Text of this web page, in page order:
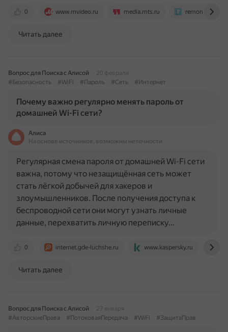
0 www.mvideo.ru media.mts.ru remontka.pro
Читать далее
Вопрос для Поиска с Алисой
20 февраля
#Безопасность
#WiFi #Пароль #Сеть #Интернет
Почему важно регулярно менять пароль от
домашней Wi-Fi сети?
Алиса
На основе источников, возможны неточности
0 internet.gde-luchshe.ru www.kaspersky.ru
Регулярная смена пароля от домашней Wi-Fi сети
важна, потому что незащищённая сеть может
стать лёгкой добычей для хакеров и
злоумышленников. После получения доступа к
беспроводной сети они могут узнать личные
данные, перехватить личную переписку…
Читать далее
Вопрос для Поиска с Алисой
27 января
#АвторскиеПрава
#ПотоковаяПередача #WiFi #ЗащитаПрав